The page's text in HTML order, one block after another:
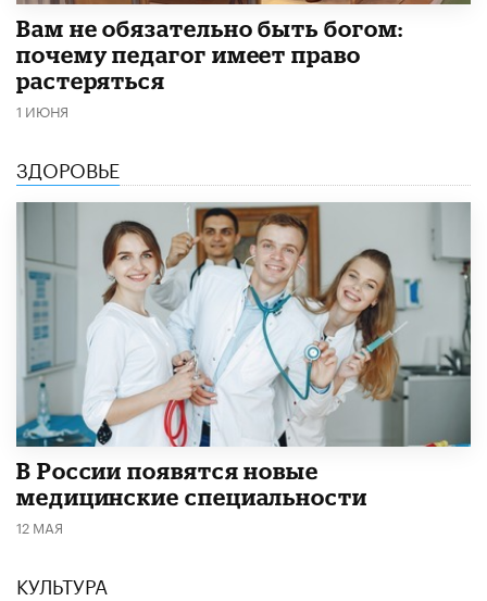
​Вам не обязательно быть богом:
почему педагог имеет право
растеряться
1 ИЮНЯ
ЗДОРОВЬЕ
В России появятся новые
медицинские специальности
12 МАЯ
КУЛЬТУРА